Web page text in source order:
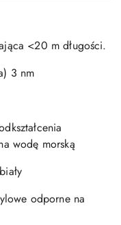
<20 m długości.
3 nm
wodę morską
odporne na